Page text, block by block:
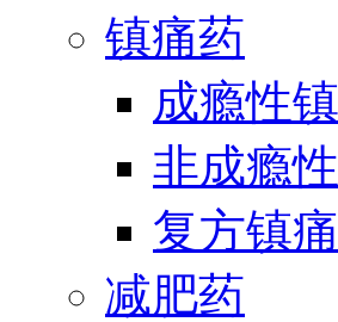
镇痛药
成瘾性
非成瘾
复方镇
减肥药